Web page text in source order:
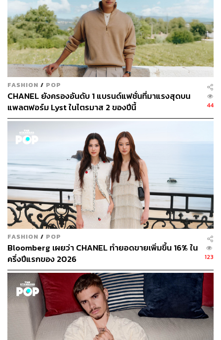
Louis Vuitton Spring/Summer 2019 Menswear โชว์แรก
ของ เวอร์จิล อาเบลาะห์ ในฐานะอาร์ทิสติก ไดเรกเตอร์
“เฮ้ออออ…”
เสียงถอนหายใจแรงๆ ที่หลายคนได้ยินแล้วจะหงุดหงิดหรือ
ต้องมองด้วยหางตาถ้าได้ยินบนรถไฟฟ้า คือเสียงที่ผมรู้สึกว่า
ตัวเองทำบ่อยมากในปีนี้ พอได้อ่านข่าวสารต่างๆ เกี่ยวกับ
วงการแฟชั่น
ใจหนึ่งผมก็รู้สึกดีที่หลายเหตุการณ์ในปีนี้ ไม่ว่าจะเรื่องการ
เปลี่ยนดีไซเนอร์, พฤติกรรมดีไซเนอร์หรือช่างภาพ, ชุดที่คน
ใส่ไปงานแต่งงาน (หรือใส่แต่งงาน), การปรับเปลี่ยนของสื่อ
แฟชั่น หรืองานโชว์ระดับโลกก็ได้กลายเป็น ‘ข่าว’ ในกระแส
หลักทั้งยังขับเคลื่อน พร้อมสะท้อนทัศนคติใหม่ๆ ต่อสังคม
เทียบเท่ากับศิลปะแขนงอื่นๆ แต่สำหรับคนที่ใช้ชีวิตและทำมา
หากินในวงการนี้ ซึ่งคาดการณ์ว่ามูลค่าจะสูงขึ้น 3.5-4.5% ก็
ถือว่าได้เสียวสันหลังอยู่ตลอดเวลาว่าจะเกิดอะไรขึ้นกับตัวเอง
หรือไม่
ถ้าย้อนกลับไปเมื่อปีที่แล้ว ผมได้นิยามไว้ในบทความNow N
ext 2018ว่าวงการแฟชั่นเปรียบเสมือนรถไฟเหาะ ซึ่งในปีนี้
เราก็ยังอยู่บนรถไฟเหาะคันเดียวกันนี้ แต่ที่น่ากลัวกว่าคือ มัน
กำลังเดินหน้าเข้าสู่ปี 2019 โดยไม่มีเข็มขัดนิรภัยเหมือนก่อน
แล้ว ซึ่งพูดง่ายๆ คุณต้องทรงตัวให้ดีและเกาะเอาไว้ให้แน่นๆ
FASHION / POP
CHANEL ยังครองอันดับ 1 แบรนด์แฟชั่นที่มาแรงสุดบน
แพลตฟอร์ม Lyst ในไตรมาส 2 ของปีนี้
44
FASHION / POP
Bloomberg เผยว่า CHANEL ทำยอดขายเพิ่มขึ้น 16% ใน
ครึ่งปีแรกของ 2026
123